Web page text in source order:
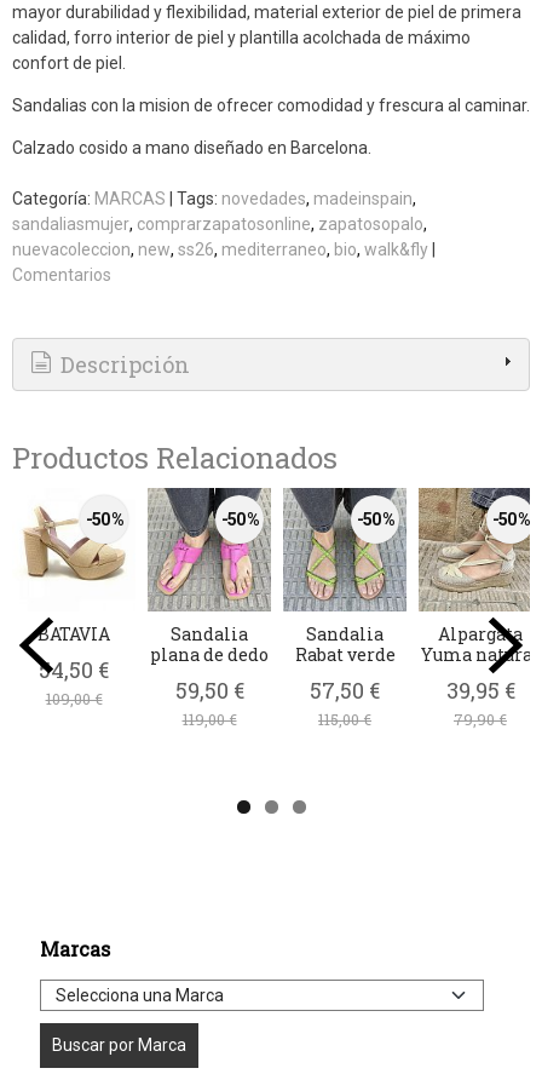
Marcas
mayor durabilidad y flexibilidad, material exterior de piel de primera
calidad, forro interior de piel y plantilla acolchada de máximo
confort de piel.
Sandalias con la mision de ofrecer comodidad y frescura al caminar.
Calzado cosido a mano diseñado en Barcelona.
Categoría: MARCAS Tags: novedades madeinspain
sandaliasmujer comprarzapatosonline zapatosopalo
nuevacoleccion new ss26 mediterraneo bio walk&fly
Comentarios
Descripción
Productos Relacionados
-50 %
BATAVIA
54,50 €
109,00 €
-50 %
Sandalia
plana de dedo
59,50 €
119,00 €
-50 %
Sandalia
Rabat verde
57,50 €
115,00 €
-50 %
Alpargata
Yuma natural
39,95 €
79,90 €